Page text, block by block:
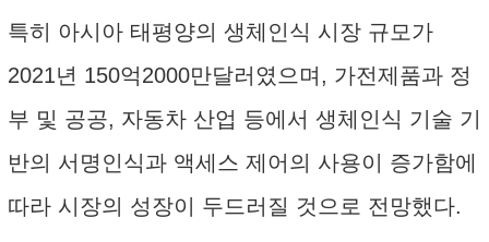
특히 아시아 태평양의 생체인식 시장 규모가
2021년 150억2000만달러였으며, 가전제품과 정
부 및 공공, 자동차 산업 등에서 생체인식 기술 기
반의 서명인식과 액세스 제어의 사용이 증가함에
따라 시장의 성장이 두드러질 것으로 전망했다.